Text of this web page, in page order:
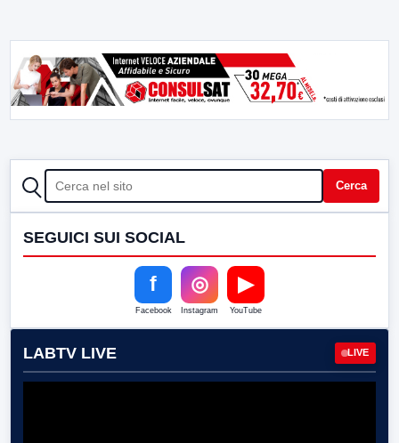
CERCA Cerca
SEGUICI SUI SOCIAL
f
Facebook
◎
Instagram
▶
YouTube
LABTV LIVE LIVE